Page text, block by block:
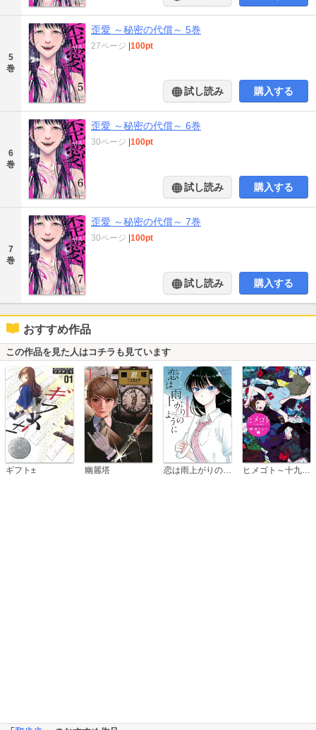
5
巻
歪愛 ～秘密の代償～ 5巻
27ページ |100pt
試し読み 購入する
6
巻
歪愛 ～秘密の代償～ 6巻
30ページ |100pt
試し読み 購入する
7
巻
歪愛 ～秘密の代償～ 7巻
30ページ |100pt
試し読み 購入する
おすすめ作品
この作品を見た人はコチラも見ています
ギフト± 幽麗塔